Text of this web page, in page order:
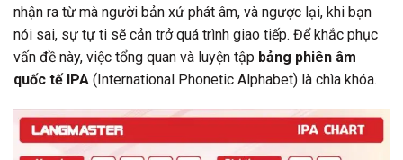
nhận ra từ mà người bản xứ phát âm, và ngược lại, khi bạn
nói sai, sự tự ti sẽ cản trở quá trình giao tiếp. Để khắc phục
vấn đề này, việc tổng quan và luyện tập bảng phiên âm
quốc tế IPA (International Phonetic Alphabet) là chìa khóa.